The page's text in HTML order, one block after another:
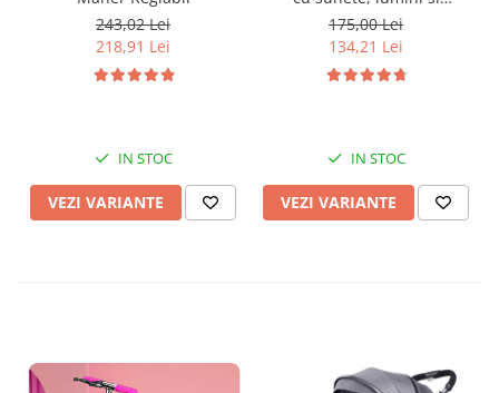
243,02 Lei
218,91 Lei
IN STOC
VEZI VARIANTE
baloane de sapun
175,00 Lei
134,21 Lei
IN STOC
VEZI VARIANTE